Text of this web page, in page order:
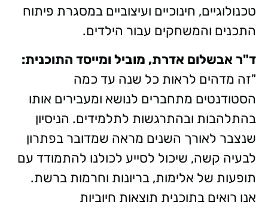
טכנולוגיים, חינוכיים ועיצוביים במסגרת פיתוח
התכנים והמשחקים עבור הילדים.
ד"ר אבשלום אדרת, מוביל ומייסד התוכנית:
"זה מדהים לראות כל שנה עד כמה
הסטודנטים מתחברים לנושא ומעבירים אותו
בהתלהבות ובהתרגשות לתלמידים. הניסיון
שנצבר לאורך השנים מראה שמדובר בפתרון
לבעיה קשה, שיכול לסייע לכולנו להתמודד עם
תופעות של אלימות, בריונות וחרמות ברשת.
אנו רואים בתוכנית תוצאות חיוביות